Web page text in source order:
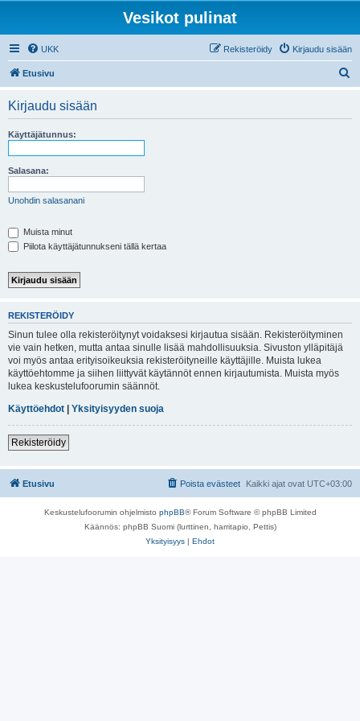
Vesikot pulinat
UKK Kirjaudu sisään
Rekisteröidy
Etusivu
Kirjaudu sisään
Käyttäjätunnus:
Salasana:
Unohdin salasanani
Muista minut
Piilota käyttäjätunnukseni tällä kertaa
REKISTERÖIDY
Sinun tulee olla rekisteröitynyt voidaksesi kirjautua sisään. Rekisteröityminen
vie vain hetken, mutta antaa sinulle lisää mahdollisuuksia. Sivuston ylläpitäjä
voi myös antaa erityisoikeuksia rekisteröityneille käyttäjille. Muista lukea
käyttöehtomme ja siihen liittyvät käytännöt ennen kirjautumista. Muista myös
lukea keskustelufoorumin säännöt.
Käyttöehdot | Yksityisyyden suoja
Rekisteröidy
Etusivu Kaikki ajat ovat UTC+03:00
Poista evästeet
Keskustelufoorumin ohjelmisto phpBB® Forum Software © phpBB Limited
Käännös: phpBB Suomi (lurttinen, harritapio, Pettis)
Yksityisyys | Ehdot